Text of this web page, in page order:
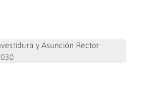
y Asunción Rector